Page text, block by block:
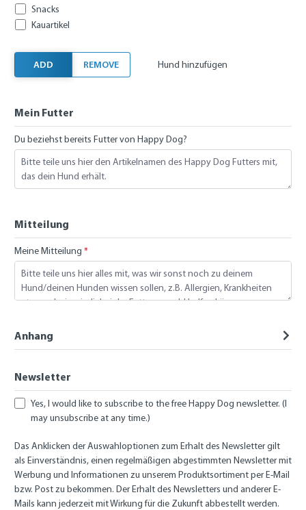
ADD REMOVE Hund hinzufügen
Snacks
Kauartikel
Mein Futter
Du beziehst bereits Futter von Happy Dog?
Mitteilung
Meine Mitteilung *
Anhang
Newsletter
Yes, I would like to subscribe to the free Happy Dog newsletter. (I
may unsubscribe at any time.)
Das Anklicken der Auswahloptionen zum Erhalt des Newsletter gilt
als Einverständnis, einen regelmäßigen abgestimmten Newsletter mit
Werbung und Informationen zu unserem Produktsortiment per E-Mail
bzw. Post zu bekommen. Der Erhalt des Newsletters und anderer E-
Mails kann jederzeit mit Wirkung für die Zukunft abbestellt werden.